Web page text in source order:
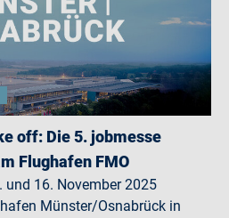
off: Die 5. jobmesse
Flughafen FMO
und 16. November 2025
Münster/Osnabrück in